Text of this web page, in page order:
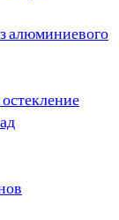
алюминиевого